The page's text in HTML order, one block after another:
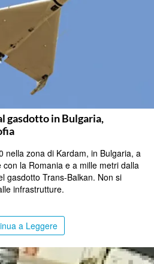
gasdotto in Bulgaria,
nella zona di Kardam, in Bulgaria, a
la Romania e a mille metri dalla
gasdotto Trans-Balkan. Non si
infrastrutture.
a Leggere